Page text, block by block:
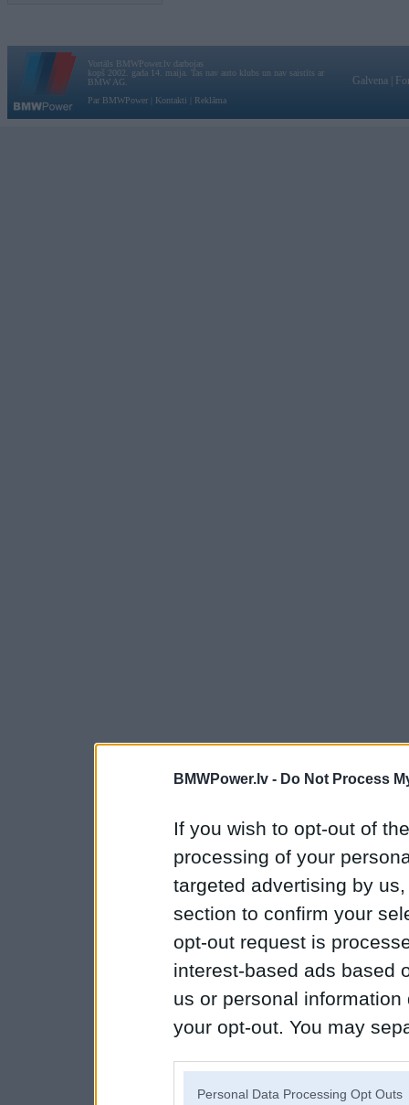
BMWPower.lv - Do Not Process
If you wish to opt-out of
processing of your
targeted advertising by
section to confirm your
opt-out request is
interest-based ads based
us or personal
your opt-out. You may
Personal Data Processing Opt Outs
Vortāls BMWPower.lv darbojas
kopš 2002. gada 14. maija. Tas nav auto klubs un nav saistīts ar
BMW AG.
Par BMWPower
Kontakti Reklāma
Galvena